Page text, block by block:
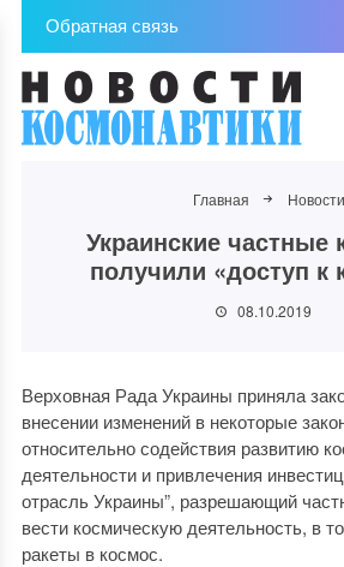
Обратная связь
Главная Новости
Украинские частные
получили «доступ к
08.10.2019
Верховная Рада Украины приняла
внесении изменений в некоторые
относительно содействия развитию
деятельности и привлечения
отрасль Украины”, разрешающий
вести космическую деятельность, в
ракеты в космос.